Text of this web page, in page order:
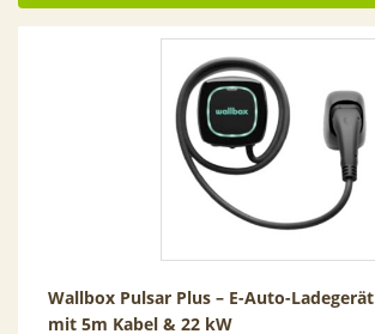
Wallbox Pulsar Plus – E-Auto-Ladegerät
mit 5m Kabel & 22 kW